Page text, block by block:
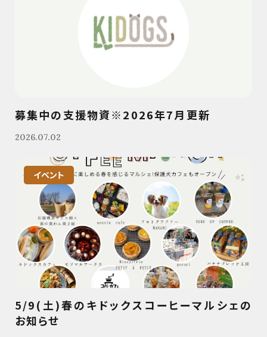
募集中の支援物資※2026年7月更新
2026.07.02
イベント
5/9(土)春のキドックスコーヒーマルシェの
お知らせ